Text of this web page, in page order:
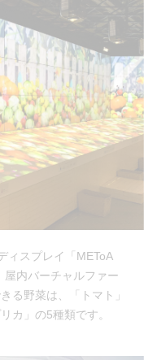
ィスプレイ「METoA
内バーチャルファー
る野菜は、「トマト」
カ」の5種類です。